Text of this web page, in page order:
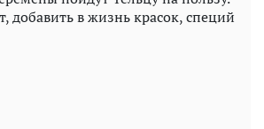
добавить в жизнь красок, специй